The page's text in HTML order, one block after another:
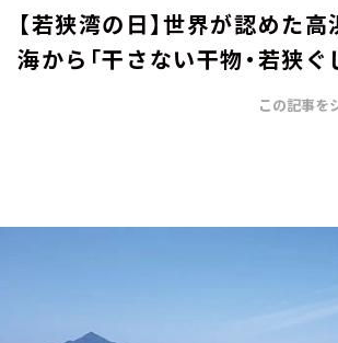
【若狭湾の日】世界が認めた
海から「干さない干物・若狭ぐ
この記事を